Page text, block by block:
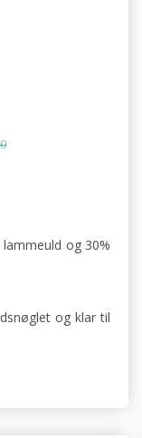
og 30%
og klar til